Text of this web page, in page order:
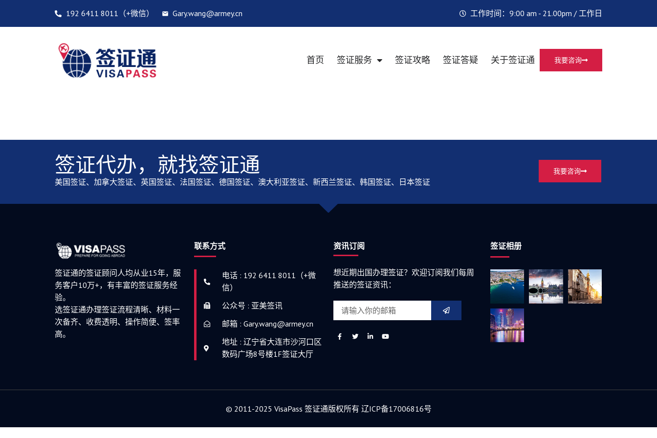
192 6411 8011（+微信） Gary.wang@armey.cn 工作时间：9:00 am - 21.00pm / 工作日
首页 签证服务 签证攻略 签证答疑 关于签证通 我要咨询
签证代办，就找签证通
美国签证、加拿大签证、英国签证、法国签证、德国签证、澳大利亚签证、新西兰签证、韩国签证、日本签证
我要咨询
签证通的签证顾问人均从业15年，服
务客户10万+，有丰富的签证服务经
验。
选签证通办理签证流程清晰、材料一
次备齐、收费透明、操作简便、签率
高。
联系方式
电话 : 192 6411 8011（+微
信）
公众号 : 亚美签讯
邮箱 : Gary.wang@armey.cn
地址 : 辽宁省大连市沙河口区
数码广场8号楼1F签证大厅
资讯订阅
想近期出国办理签证？欢迎订阅我们每周
推送的签证资讯：
签证相册
© 2011-2025 VisaPass 签证通版权所有 辽ICP备17006816号